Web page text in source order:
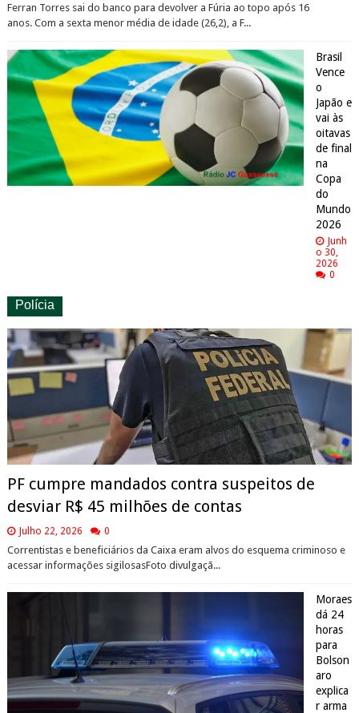
Ferran Torres sai do banco para devolver a Fúria ao topo após 16
anos. Com a sexta menor média de idade (26,2), a F...
Brasil
Vence
o
Japão e
vai às
oitavas
de final
na
Copa
do
Mundo
2026
Junh
o 30,
2026
0
Polícia
PF cumpre mandados contra suspeitos de
desviar R$ 45 milhões de contas
Julho 22, 2026 0
Correntistas e beneficiários da Caixa eram alvos do esquema criminoso e
acessar informações sigilosasFoto divulgaçã...
Moraes
dá 24
horas
para
Bolson
aro
explica
r arma